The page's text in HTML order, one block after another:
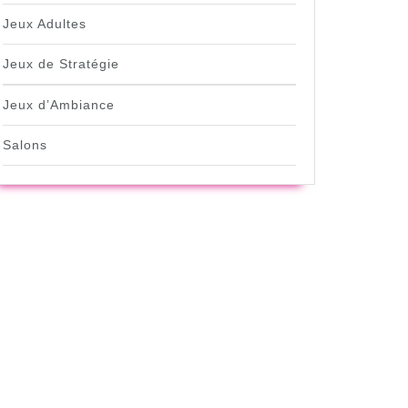
Jeux Adultes
Jeux de Stratégie
Jeux d’Ambiance
Salons